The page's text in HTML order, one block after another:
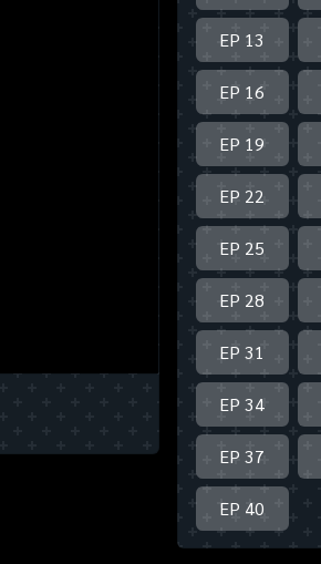
EP 13
EP 16
EP 19
EP 22
EP 25
EP 28
EP 31
EP 34
EP 37
EP 40